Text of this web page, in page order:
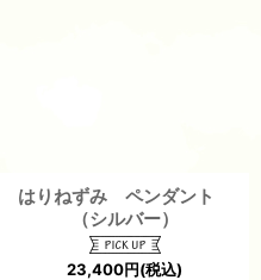
はりねずみ ペンダント
（シルバー）
23,400円(税込)